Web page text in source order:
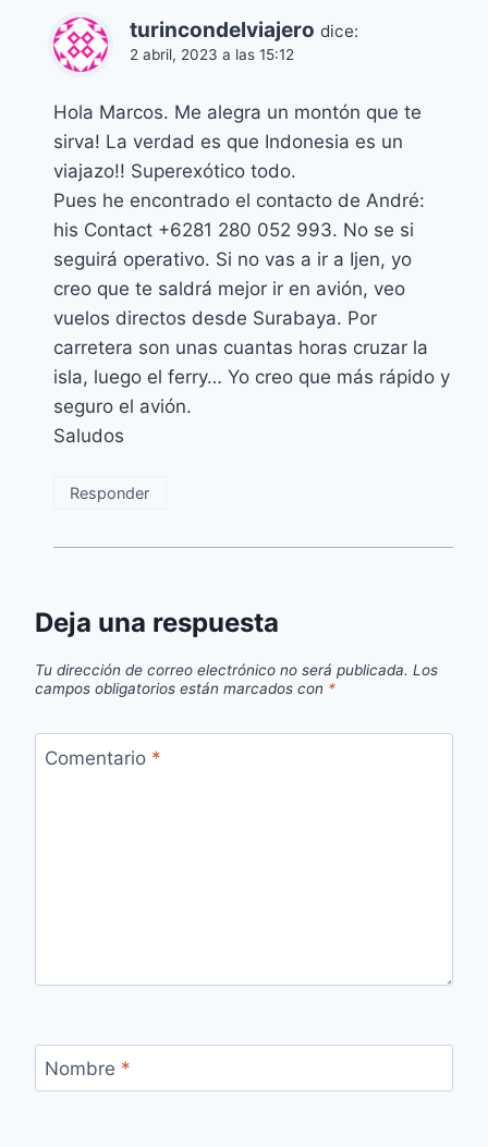
turincondelviajero dice:
2 abril, 2023 a las 15:12
Hola Marcos. Me alegra un montón que te
sirva! La verdad es que Indonesia es un
viajazo!! Superexótico todo.
Pues he encontrado el contacto de André:
his Contact +6281 280 052 993. No se si
seguirá operativo. Si no vas a ir a Ijen, yo
creo que te saldrá mejor ir en avión, veo
vuelos directos desde Surabaya. Por
carretera son unas cuantas horas cruzar la
isla, luego el ferry… Yo creo que más rápido y
seguro el avión.
Saludos
Responder
Deja una respuesta
Tu dirección de correo electrónico no será publicada. Los
campos obligatorios están marcados con *
Comentario *
Nombre *